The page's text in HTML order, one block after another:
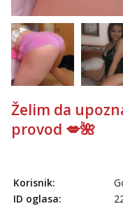
Želim da
provod 💋🌺
Korisnik:
ID oglasa: